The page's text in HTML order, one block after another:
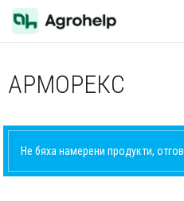
АРМОРЕКС
Не бяха намерени продукти,